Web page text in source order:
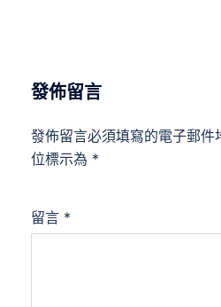
發佈留言
發佈留言必須填寫的電子郵件
位標示為 *
留言 *